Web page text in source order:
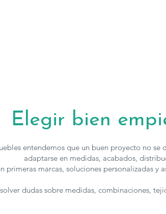
Elegir bien
entendemos que un buen proyecto no
adaptarse en medidas, acabados,
primeras marcas, soluciones personalizadas
dudas sobre medidas, combinaciones,